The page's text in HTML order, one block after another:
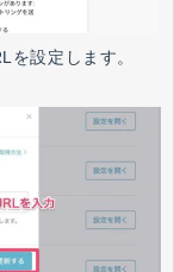
を設定します。